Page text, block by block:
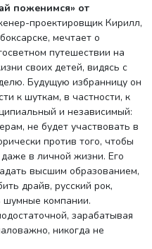
поженимся» от
проектировщик Кирилл,
мечтает о
путешествии на
своих детей, видясь с
Будущую избранницу он
к шуткам, в частности, к
и независимый:
не будет участвовать в
против того, чтобы
в личной жизни. Его
высшим образованием,
драйв, русский рок,
шумные компании.
зарабатывая
никогда не